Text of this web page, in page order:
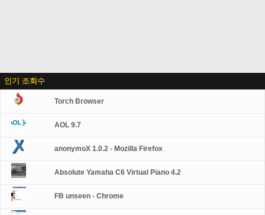
인기 조회수
Torch Browser
AOL 9.7
anonymoX 1.0.2 - Mozilla Firefox
Absolute Yamaha C6 Virtual Piano 4.2
FB unseen - Chrome